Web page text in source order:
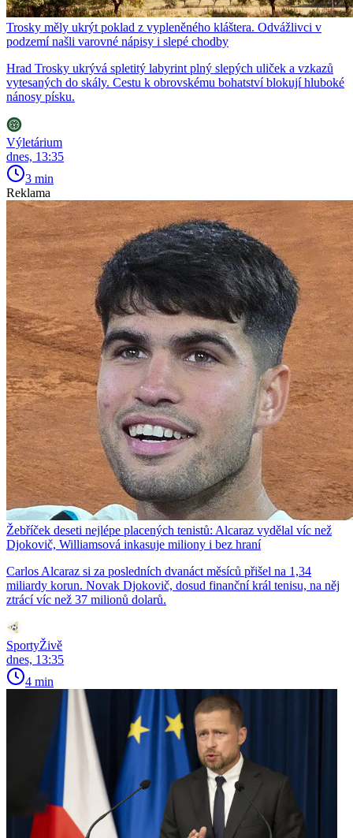
Trosky měly ukrýt poklad z vypleněného kláštera. Odvážlivci v
podzemí našli varovné nápisy i slepé chodby
Hrad Trosky ukrývá spletitý labyrint plný slepých uliček a vzkazů
vytesaných do skály. Cestu k obrovskému bohatství blokují hluboké
nánosy písku.
Výletárium
dnes, 13:35
3 min
Reklama
Žebříček deseti nejlépe placených tenistů: Alcaraz vydělal víc než
Djokovič, Williamsová inkasuje miliony i bez hraní
Carlos Alcaraz si za posledních dvanáct měsíců přišel na 1,34
miliardy korun. Novak Djokovič, dosud finanční král tenisu, na něj
ztrácí víc než 37 milionů dolarů.
SportyŽivě
dnes, 13:35
4 min